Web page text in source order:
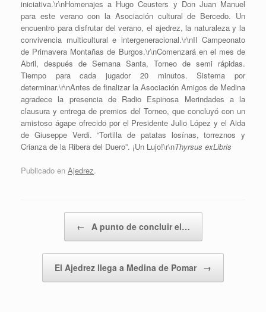
iniciativa.\r\nHomenajes a Hugo Ceusters y Don Juan Manuel
para este verano con la Asociación cultural de Bercedo. Un
encuentro para disfrutar del verano, el ajedrez, la naturaleza y la
convivencia multicultural e intergeneracional.\r\nII Campeonato
de Primavera Montañas de Burgos.\r\nComenzará en el mes de
Abril, después de Semana Santa, Torneo de semi rápidas.
Tiempo para cada jugador 20 minutos. Sistema por
determinar.\r\nAntes de finalizar la Asociación Amigos de Medina
agradece la presencia de Radio Espinosa Merindades a la
clausura y entrega de premios del Torneo, que concluyó con un
amistoso ágape ofrecido por el Presidente Julio López y el Aida
de Giuseppe Verdi. “Tortilla de patatas losínas, torreznos y
Crianza de la Ribera del Duero”. ¡Un Lujo!\r\nThyrsus exLibris
Publicado en Ajedrez.
← A punto de concluir el…
El Ajedrez llega a Medina de Pomar →